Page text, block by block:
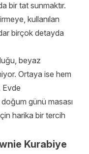
bir tat sunmaktır.
kullanılan
birçok detayda
beyaz
Ortaya ise hem
Evde
günü masası
harika bir tercih
Kurabiye